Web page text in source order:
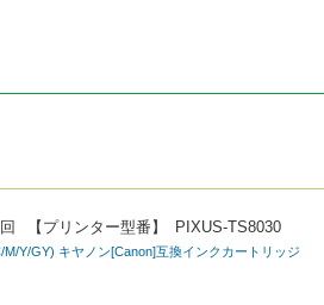
【プリンター型番】 PIXUS-TS8030
Y/GY) キヤノン[Canon]互換インクカートリッジ